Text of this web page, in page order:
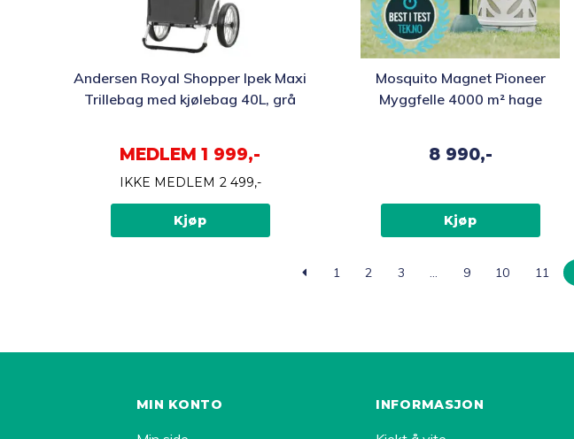
Andersen Royal Shopper Ipek Maxi
Trillebag med kjølebag 40L, grå
MEDLEM 1 999,-
IKKE MEDLEM 2 499,-
Kjøp
Mosquito Magnet Pioneer
Myggfelle 4000 m² hage
8 990,-
Kjøp
1 2 3 … 9 10 11
MIN KONTO INFORMASJON